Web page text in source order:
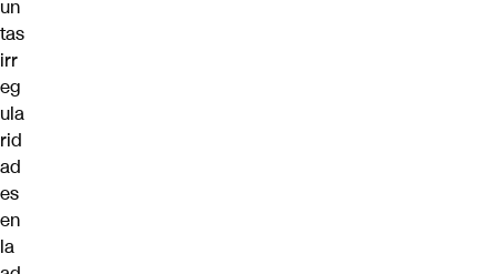
un
tas
irr
eg
ula
rid
ad
es
en
la